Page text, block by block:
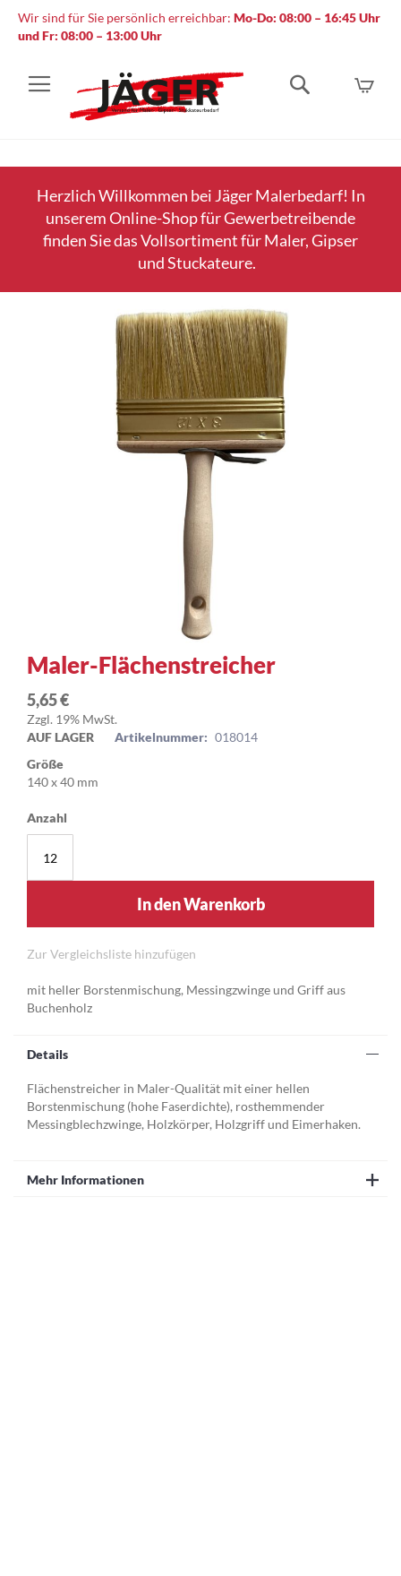
Wir sind für Sie persönlich erreichbar: Mo-Do: 08:00 – 16:45 Uhr
und Fr: 08:00 – 13:00 Uhr
Herzlich Willkommen bei Jäger Malerbedarf! In
unserem Online-Shop für Gewerbetreibende
finden Sie das Vollsortiment für Maler, Gipser
und Stuckateure.
Maler-Flächenstreicher
5,65 €
Zzgl. 19% MwSt.
AUF LAGER
Artikelnummer: 018014
Größe
140 x 40 mm
Anzahl
In den Warenkorb
Zur Vergleichsliste hinzufügen
mit heller Borstenmischung, Messingzwinge und Griff aus
Buchenholz
Zum
Anfang
der
Bildergalerie
springen
Details
Flächenstreicher in Maler-Qualität mit einer hellen
Borstenmischung (hohe Faserdichte), rosthemmender
Messingblechzwinge, Holzkörper, Holzgriff und Eimerhaken.
Mehr Informationen